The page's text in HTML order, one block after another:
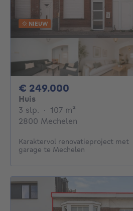
NIEUW
€ 249.000
Huis
3 slp. 3 slaapkamers
· 107 m²
2800 Mechelen
Karaktervol renovatieproject met
garage te Mechelen